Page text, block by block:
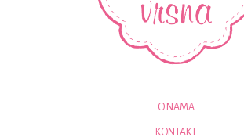
O NAMA
KONTAKT